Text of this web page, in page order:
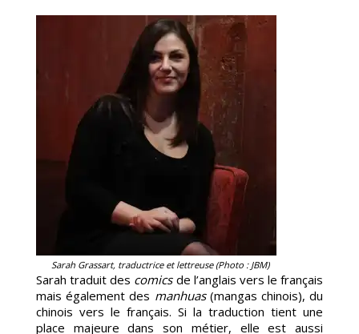
Sarah Grassart, traductrice et lettreuse (Photo : JBM)
Sarah traduit des comicsde l’anglais vers le français
mais également des manhuas(mangas chinois), du
chinois vers le français. Si la traduction tient une
place majeure dans son métier, elle est aussi